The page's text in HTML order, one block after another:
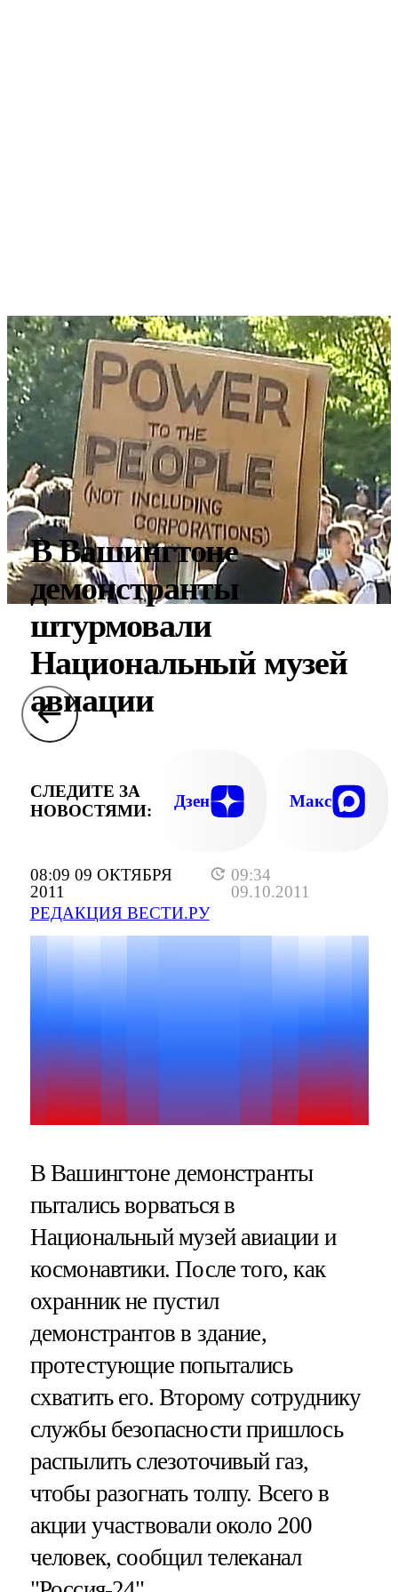
08:09 09 ОКТЯБРЯ
2011
09:34
09.10.2011
РЕДАКЦИЯ ВЕСТИ.РУ
В Вашингтоне
демонстранты
штурмовали
Национальный музей
авиации
СЛЕДИТЕ ЗА
НОВОСТЯМИ:
Дзен Макс
В Вашингтоне демонстранты
пытались ворваться в
Национальный музей авиации и
космонавтики. После того, как
охранник не пустил
демонстрантов в здание,
протестующие попытались
схватить его. Второму сотруднику
службы безопасности пришлось
распылить слезоточивый газ,
чтобы разогнать толпу. Всего в
акции участвовали около 200
человек, сообщил телеканал